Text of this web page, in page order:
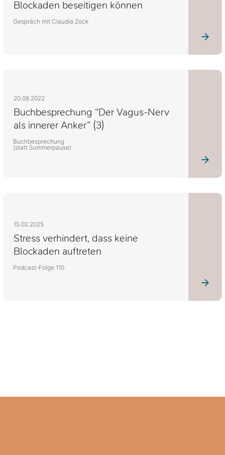
Blockaden beseitigen können
Gespräch mit Claudia Zock
20.08.2022
Buchbesprechung “Der Vagus-Nerv
als innerer Anker” (3)
Buchbesprechung
(statt Sommerpause)
15.02.2025
Stress verhindert, dass keine
Blockaden auftreten
Podcast-Folge 110